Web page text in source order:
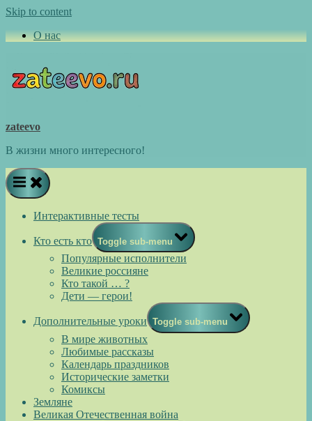
Skip to content
О нас
zateevo
В жизни много интересного!
Интерактивные тесты
Кто есть кто Toggle sub-menu
Популярные исполнители
Великие россияне
Кто такой … ?
Дети — герои!
Дополнительные уроки Toggle sub-menu
В мире животных
Любимые рассказы
Календарь праздников
Исторические заметки
Комиксы
Земляне
Великая Отечественная война